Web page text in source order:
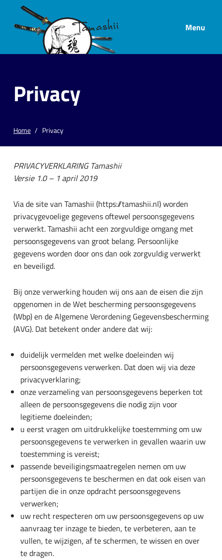
Menu
Home Privacy
Privacy
PRIVACYVERKLARING Tamashii
Versie 1.0 – 1 april 2019
Via de site van Tamashii (https://tamashii.nl) worden
privacygevoelige gegevens oftewel persoonsgegevens
verwerkt. Tamashii acht een zorgvuldige omgang met
persoonsgegevens van groot belang. Persoonlijke
gegevens worden door ons dan ook zorgvuldig verwerkt
en beveiligd.
Bij onze verwerking houden wij ons aan de eisen die zijn
opgenomen in de Wet bescherming persoonsgegevens
(Wbp) en de Algemene Verordening Gegevensbescherming
(AVG). Dat betekent onder andere dat wij:
duidelijk vermelden met welke doeleinden wij
persoonsgegevens verwerken. Dat doen wij via deze
privacyverklaring;
onze verzameling van persoonsgegevens beperken tot
alleen de persoonsgegevens die nodig zijn voor
legitieme doeleinden;
u eerst vragen om uitdrukkelijke toestemming om uw
persoonsgegevens te verwerken in gevallen waarin uw
toestemming is vereist;
passende beveiligingsmaatregelen nemen om uw
persoonsgegevens te beschermen en dat ook eisen van
partijen die in onze opdracht persoonsgegevens
verwerken;
uw recht respecteren om uw persoonsgegevens op uw
aanvraag ter inzage te bieden, te verbeteren, aan te
vullen, te wijzigen, af te schermen, te wissen en over
te dragen.